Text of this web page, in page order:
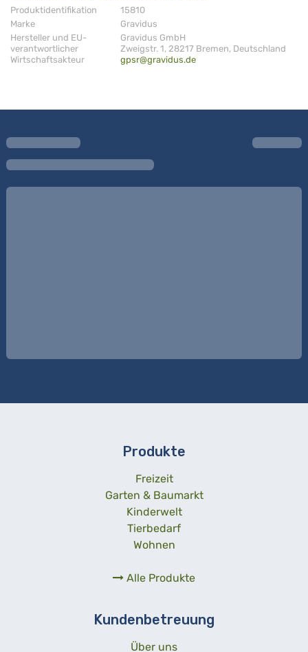
Produktidentifikation
15810
Marke
Gravidus
Hersteller und EU-
verantwortlicher
Wirtschaftsakteur
Gravidus GmbH
Zweigstr. 1, 28217 Bremen, Deutschland
gpsr@gravidus.de
Produkte
Freizeit
Garten & Baumarkt
Kinderwelt
Tierbedarf
Wohnen
Alle Produkte
Kundenbetreuung
Über uns